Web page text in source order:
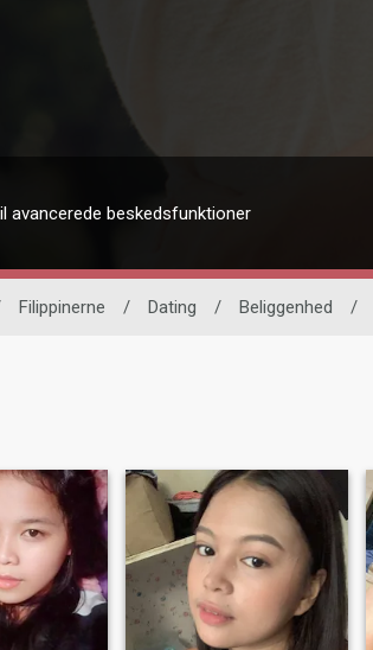
avancerede beskedsfunktioner
Filippinerne / Dating / Beliggenhed /